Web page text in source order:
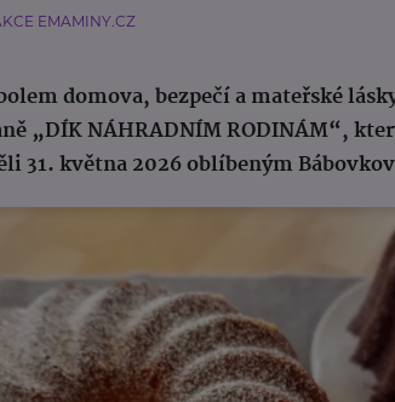
EMAMINY.CZ
domova, bezpečí a mateřské
„DÍK NÁHRADNÍM RODINÁM“,
31. května 2026 oblíbeným